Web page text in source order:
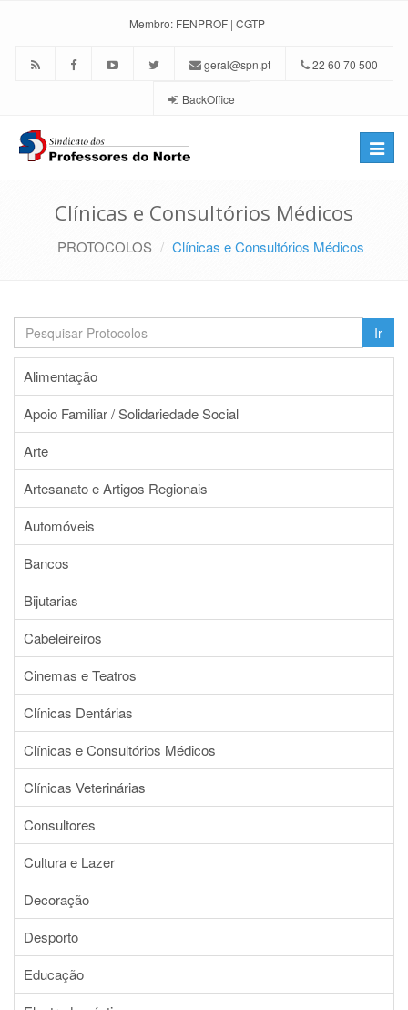
Membro: FENPROF | CGTP
geral@spn.pt 22 60 70 500
BackOffice
Toggle
Clínicas e Consultórios Médicos
PROTOCOLOS Clínicas e Consultórios Médicos
Ir
Alimentação
Apoio Familiar / Solidariedade Social
Arte
Artesanato e Artigos Regionais
Automóveis
Bancos
Bijutarias
Cabeleireiros
Cinemas e Teatros
Clínicas Dentárias
Clínicas e Consultórios Médicos
Clínicas Veterinárias
Consultores
Cultura e Lazer
Decoração
Desporto
Educação